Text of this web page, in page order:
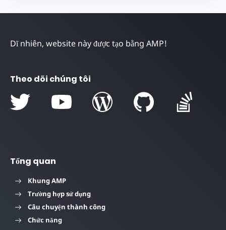
Dĩ nhiên, website này được tạo bằng AMP!
Theo dõi chúng tôi
Tổng quan
Khung AMP
Trường hợp sử dụng
Câu chuyện thành công
Chức năng